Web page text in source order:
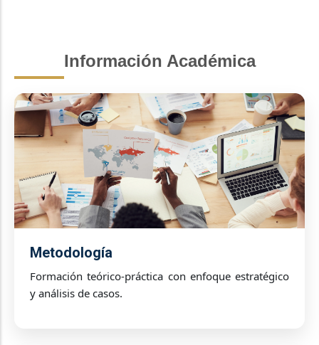
Información Académica
Metodología
Formación teórico-práctica con enfoque estratégico
y análisis de casos.